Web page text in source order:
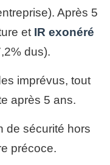
Après 5
et IR exonéré
dus).
imprévus, tout
après 5 ans.
de sécurité hors
précoce.